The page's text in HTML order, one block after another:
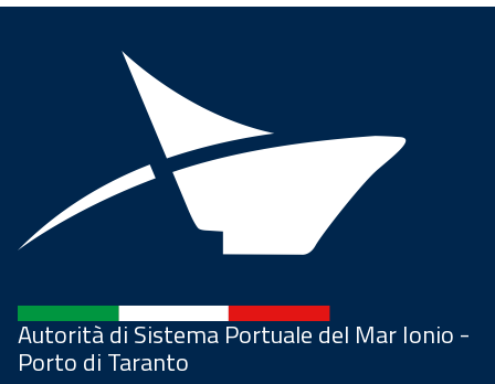
Autorità di Sistema Portuale del Mar Ionio -
Porto di Taranto